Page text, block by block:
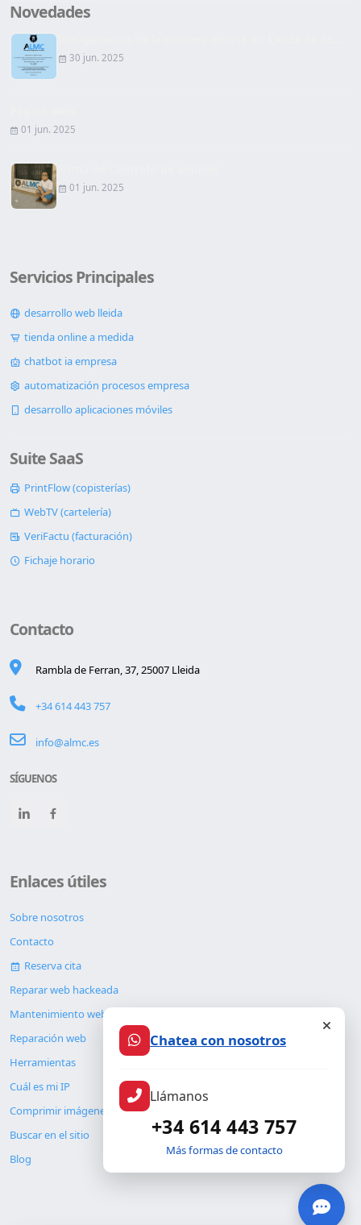
Novedades
30 jun. 2025
01 jun. 2025
01 jun. 2025
Servicios Principales
desarrollo web lleida
tienda online a medida
chatbot ia empresa
automatización procesos empresa
desarrollo aplicaciones móviles
Suite SaaS
PrintFlow (copisterías)
WebTV (cartelería)
VeriFactu (facturación)
Fichaje horario
Contacto
Rambla de Ferran, 37, 25007 Lleida
+34 614 443 757
info@almc.es
SÍGUENOS
Enlaces útiles
Sobre nosotros
Contacto
Reserva cita
Reparar web hackeada
Mantenimiento web
Reparación web
Herramientas
Cuál es mi IP
Comprimir imágenes
Buscar en el sitio
Blog
Chatea con nosotros
Llámanos
+34 614 443 757
Más formas de contacto